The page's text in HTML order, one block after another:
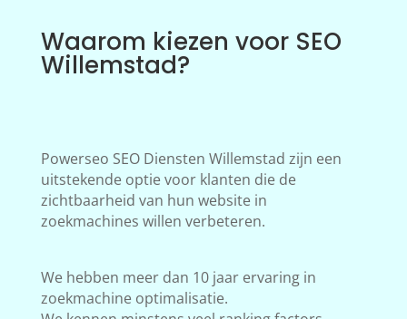
Waarom kiezen voor SEO
Willemstad?
Powerseo SEO Diensten Willemstad zijn een
uitstekende optie voor klanten die de
zichtbaarheid van hun website in
zoekmachines willen verbeteren.
We hebben meer dan 10 jaar ervaring in
zoekmachine optimalisatie.